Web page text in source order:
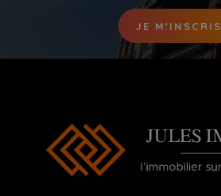
JE M'INSCRIS